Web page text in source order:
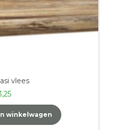
vlees
winkelwagen